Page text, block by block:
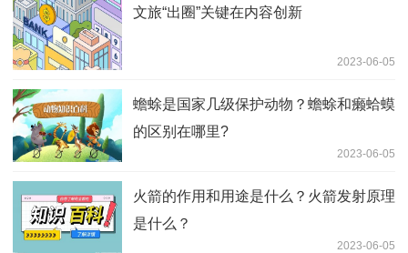
文旅“出圈”关键在内容创新
2023-06-05
蟾蜍是国家几级保护动物？蟾蜍和癞蛤蟆
的区别在哪里?
2023-06-05
火箭的作用和用途是什么？火箭发射原理
是什么？
2023-06-05